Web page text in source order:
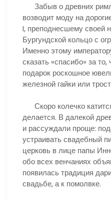
Забыв о древних
возводит моду на
I, преподнесшему своей
Бургундской кольцо с
Именно этому
сказать «спасибо» за
подарок роскошное
железной гайки или
Скоро колечко
делается. В далекой
и рассуждали проще:
устраивать свадебный
церковь в лице папы
обо всех венчаниях
появилась традиция
свадьбе, а к помолвке.